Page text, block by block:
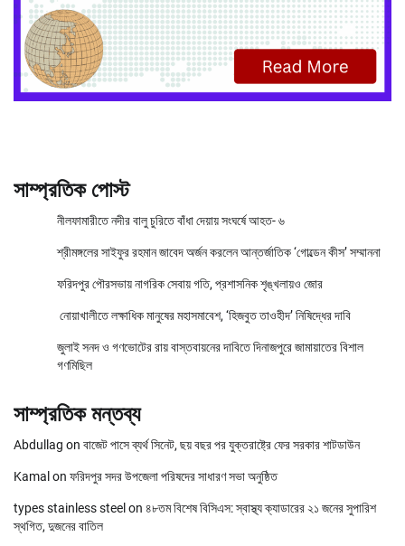
সাম্প্রতিক পোস্ট
নীলফামারীতে নদীর বালু চুরিতে বাঁধা দেয়ায় সংঘর্ষে আহত- ৬
শ্রীমঙ্গলের সাইফুর রহমান জাবেদ অর্জন করলেন আন্তর্জাতিক ‘গোল্ডেন কীস’ সম্মাননা
ফরিদপুর পৌরসভায় নাগরিক সেবায় গতি, প্রশাসনিক শৃঙ্খলায়ও জোর
নোয়াখালীতে লক্ষাধিক মানুষের মহাসমাবেশ, ‘হিজবুত তাওহীদ’ নিষিদ্ধের দাবি
জুলাই সনদ ও গণভোটের রায় বাস্তবায়নের দাবিতে দিনাজপুরে জামায়াতের বিশাল
গণমিছিল
সাম্প্রতিক মন্তব্য
Abdullag on বাজেট পাসে ব্যর্থ সিনেট, ছয় বছর পর যুক্তরাষ্ট্রে ফের সরকার শাটডাউন
Kamal on ফরিদপুর সদর উপজেলা পরিষদের সাধারণ সভা অনুষ্ঠিত
types stainless steel on ৪৮তম বিশেষ বিসিএস: স্বাস্থ্য ক্যাডারের ২১ জনের সুপারিশ
স্থগিত, দুজনের বাতিল